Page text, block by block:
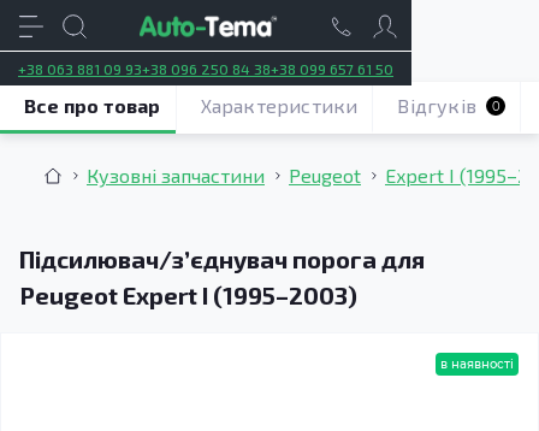
+38 063 881 09 93+38 096 250 84 38+38 099 657 61 50
Кузовні запчастини Peugeot Expert I
Підсилювач/зʼєднувач порога для
Peugeot Expert I (1995–2003)
Все про товар Характеристики Відгуків 0
в наявності